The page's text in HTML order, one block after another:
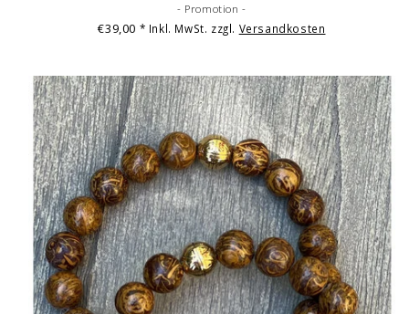
- Promotion -
€39,00 * Inkl. MwSt. zzgl. Versandkosten